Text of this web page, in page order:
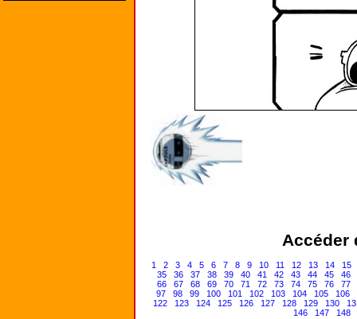
Accéder
1 2 3 4 5 6 7 8 9 10 11 12 13 14
15
35
36 37 38 39 40 41 42 43 44 45
46
66
67 68 69 70 71 72 73 74 75 76
77
97
98 99 100 101 102 103 104 105
106
122
123 124 125 126 127 128 129 130
146
147 148